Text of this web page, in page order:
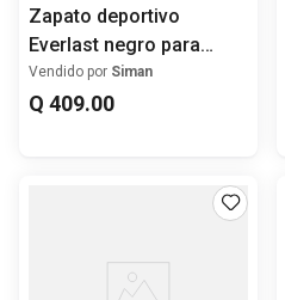
Zapato deportivo
Everlast negro para
hombre
Vendido por Siman
Q 409.00